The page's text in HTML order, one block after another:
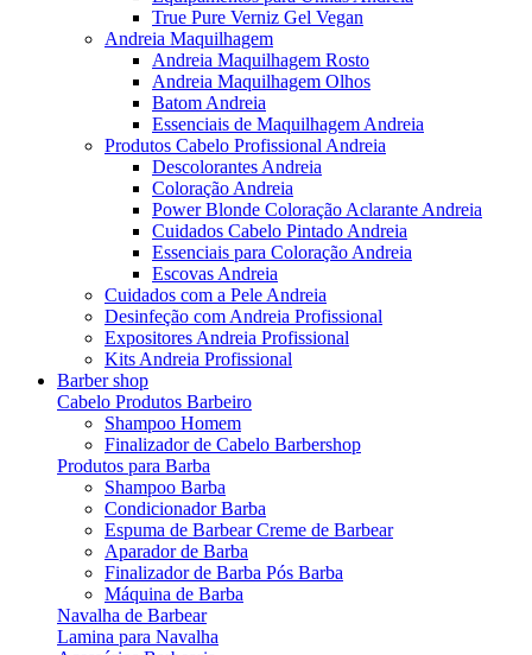
True Pure Verniz Gel Vegan
Andreia Maquilhagem
Andreia Maquilhagem Rosto
Andreia Maquilhagem Olhos
Batom Andreia
Essenciais de Maquilhagem Andreia
Produtos Cabelo Profissional Andreia
Descolorantes Andreia
Coloração Andreia
Power Blonde Coloração Aclarante Andreia
Cuidados Cabelo Pintado Andreia
Essenciais para Coloração Andreia
Escovas Andreia
Cuidados com a Pele Andreia
Desinfeção com Andreia Profissional
Expositores Andreia Profissional
Kits Andreia Profissional
Barber shop
Cabelo Produtos Barbeiro
Shampoo Homem
Finalizador de Cabelo Barbershop
Produtos para Barba
Shampoo Barba
Condicionador Barba
Espuma de Barbear Creme de Barbear
Aparador de Barba
Finalizador de Barba Pós Barba
Máquina de Barba
Navalha de Barbear
Lamina para Navalha